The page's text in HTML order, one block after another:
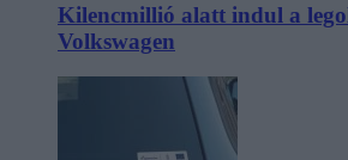
Kilencmillió alatt indul a
Volkswagen